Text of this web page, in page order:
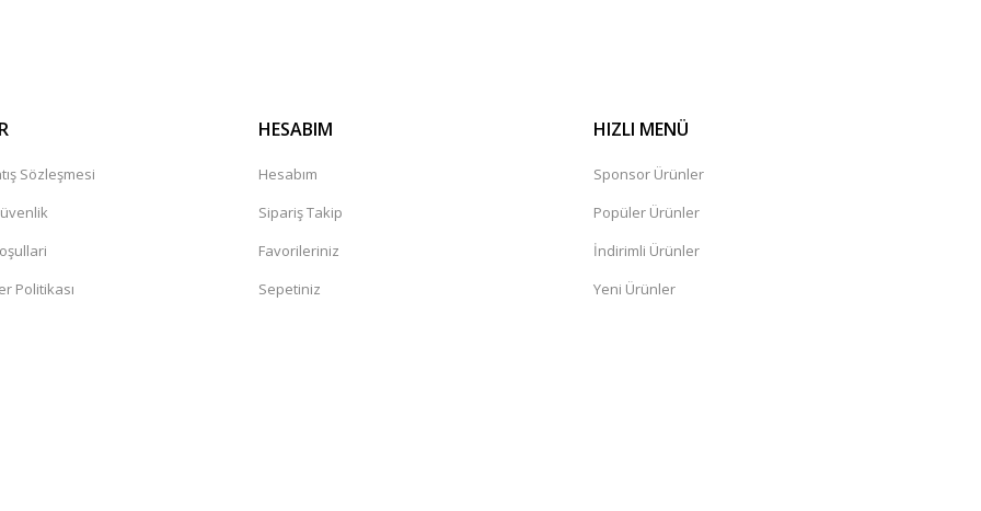
Sözleşmesi
Politikası
HESABIM
Hesabım
Sipariş Takip
Favorileriniz
Sepetiniz
HIZLI MENÜ
Sponsor Ürünler
Popüler Ürünler
İndirimli Ürünler
Yeni Ürünler